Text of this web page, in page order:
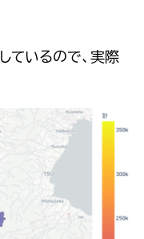
しているので、実際